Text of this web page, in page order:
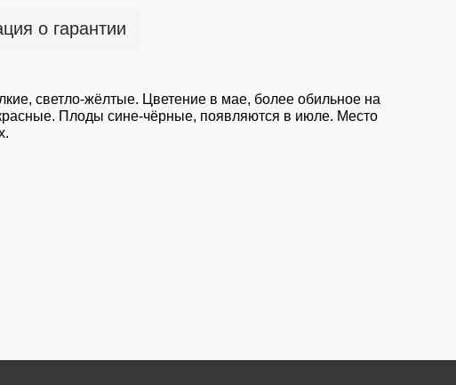
о гарантии
светло-жёлтые. Цветение в мае, более обильное на
Плоды сине-чёрные, появляются в июле. Место